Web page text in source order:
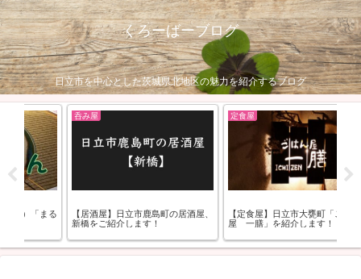
くろーばーブログ
日立市を中心とした茨城県北地区の魅力を紹介するブログ
の居酒屋、
定食屋
【定食屋】日立市大甕町「ごはん
屋 一膳」を紹介します！
スイーツ
【スイーツ】水戸市・茨城町のス
ーツ店「パティスリーKOSAI」を